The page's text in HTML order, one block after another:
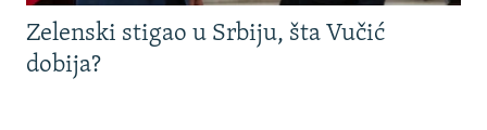
Zelenski stigao u Srbiju, šta Vučić
dobija?